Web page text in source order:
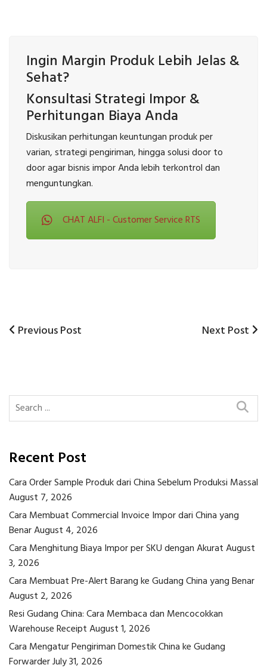
Ingin Margin Produk Lebih Jelas &
Sehat?
Konsultasi Strategi Impor &
Perhitungan Biaya Anda
Diskusikan perhitungan keuntungan produk per
varian, strategi pengiriman, hingga solusi door to
door agar bisnis impor Anda lebih terkontrol dan
menguntungkan.
CHAT ALFI - Customer Service RTS
Post
Previous
Previous Post
Next
Next Post
Recent Post
Cara Order Sample Produk dari China Sebelum Produksi Massal
August 7, 2026
Cara Membuat Commercial Invoice Impor dari China yang
BenarAugust 4, 2026
Cara Menghitung Biaya Impor per SKU dengan AkuratAugust
3, 2026
Cara Membuat Pre-Alert Barang ke Gudang China yang Benar
August 2, 2026
Resi Gudang China: Cara Membaca dan Mencocokkan
Warehouse ReceiptAugust 1, 2026
Cara Mengatur Pengiriman Domestik China ke Gudang
ForwarderJuly 31, 2026